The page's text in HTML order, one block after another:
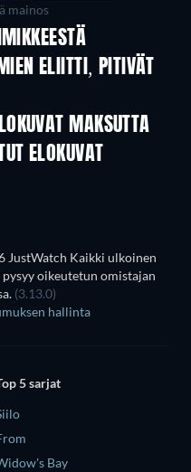
mainos
ELIITTI, PITIVÄT
MAKSUTTA
ELOKUVAT
JustWatch Kaikki ulkoinen
pysyy oikeutetun omistajan
(3.13.0)
hallinta
5 sarjat
Bay